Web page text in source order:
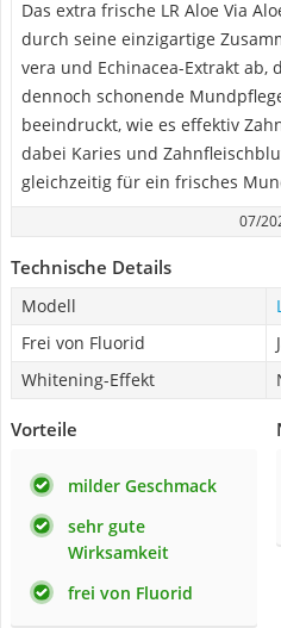
Das extra frische LR Aloe Via
durch seine einzigartige
vera und Echinacea-Extrakt
dennoch schonende
beeindruckt, wie es effektiv
dabei Karies und
gleichzeitig für ein frisches
07/
Technische Details
Modell
Frei von Fluorid
Whitening-Effekt
Vorteile
milder Geschmack
sehr gute
Wirksamkeit
frei von Fluorid